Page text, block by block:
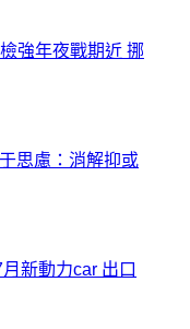
強年夜戰期近 挪
思慮：消解抑或
新動力car 出口